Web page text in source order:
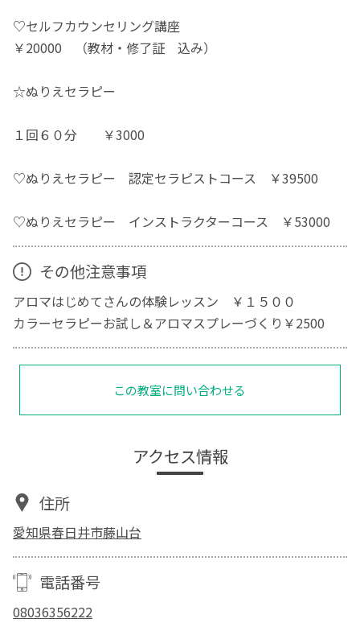
♡セルフカウンセリング講座
￥20000 （教材・修了証 込み）
☆ぬりえセラピー
１回６０分 ￥3000
♡ぬりえセラピー 認定セラピストコース ￥39500
♡ぬりえセラピー インストラクターコース ￥53000
その他注意事項
アロマはじめてさんの体験レッスン ￥１５００
カラーセラピーお試し＆アロマスプレーづくり￥2500
この教室に問い合わせる
アクセス情報
住所
愛知県春日井市藤山台
電話番号
08036356222